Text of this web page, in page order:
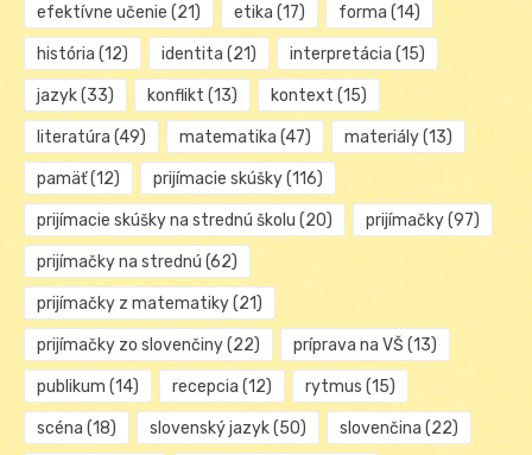
efektívne učenie (21) etika (17) forma (14)
história (12) identita (21) interpretácia (15)
jazyk(33) konflikt (13) kontext (15)
literatúra (49) matematika (47) materiály(13)
pamäť(12) prijímacie skúšky(116)
prijímacie skúšky na strednú školu (20) prijímačky(97)
prijímačky na strednú (62)
prijímačky z matematiky(21)
prijímačky zo slovenčiny(22) príprava na VŠ (13)
publikum (14) recepcia (12) rytmus (15)
scéna (18) slovenský jazyk(50) slovenčina (22)